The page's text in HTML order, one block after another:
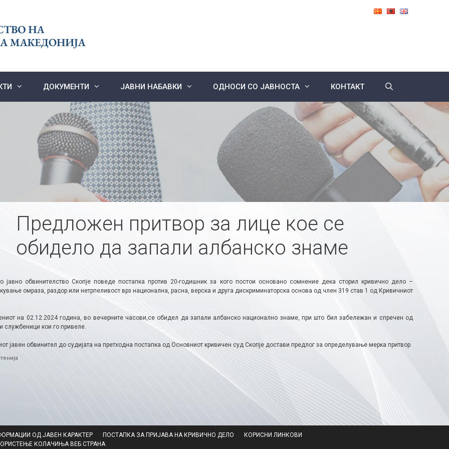
ДОКУМЕНТИ ЈАВНИ НАБАВКИ ОДНОСИ СО ЈАВНОСТА КОНТАКТ
Предложен притвор за лице кое се
обидело да запали албанско знаме
јавно обвинителство Скопје поведе постапка против 20-годишник за кого постои основано сомнение дека сторил кривично дело –
омраза, раздор или нетрпеливост врз национална, расна, верска и друга дискриминаторска основа од член 319 став 1 од Кривичниот
на 02.12.2024 година, во вечерните часови,се обидел да запали албанско национално знаме, при што бил забележан и спречен од
службеници кои го привеле.
јавен обвинител до судијата на претходна постапка од Основниот кривичен суд Скопје достави предлог за определување мерка притвор.
ОД ЈАВЕН КАРАКТЕР ПОСТАПКА ЗА ПРИЈАВА НА КРИВИЧНО ДЕЛО
КОРИСНИ ЛИНКОВИ
КОЛАЧИЊА ВЕБ СТРАНА